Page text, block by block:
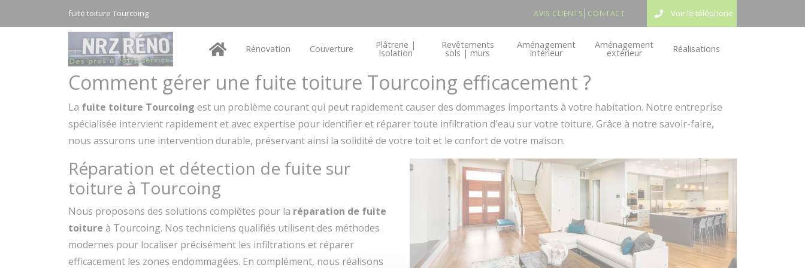
fuite toiture Tourcoing AVIS CLIENTS CONTACT Voir le téléphone
Rénovation Couverture Plâtrerie |
Isolation
Revêtements
sols | murs
Aménagement
intérieur
Aménagement
extérieur Réalisations
Comment gérer une fuite toiture Tourcoing efficacement ?
La fuite toiture Tourcoing est un problème courant qui peut rapidement causer des dommages importants à votre habitation. Notre entreprise
spécialisée intervient rapidement et avec expertise pour identifier et réparer toute infiltration d'eau sur votre toiture. Grâce à notre savoir-faire,
nous assurons une intervention durable, préservant ainsi la solidité de votre toit et le confort de votre maison.
Réparation et détection de fuite sur
toiture à Tourcoing
Nous proposons des solutions complètes pour la réparation de fuite
toiture à Tourcoing. Nos techniciens qualifiés utilisent des méthodes
modernes pour localiser précisément les infiltrations et réparer
efficacement les zones endommagées. En complément, nous réalisons
Panneau de gestion des cookies